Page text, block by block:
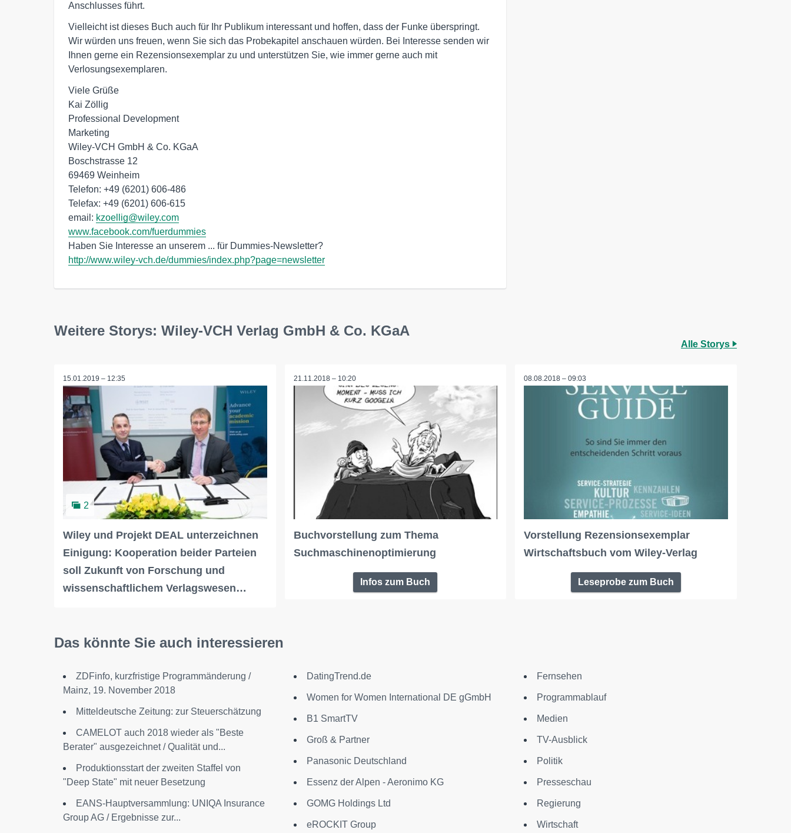
Anschlusses führt.
Vielleicht ist dieses Buch auch für Ihr Publikum interessant und hoffen, dass der Funke überspringt.
Wir würden uns freuen, wenn Sie sich das Probekapitel anschauen würden. Bei Interesse senden wir
Ihnen gerne ein Rezensionsexemplar zu und unterstützen Sie, wie immer gerne auch mit
Verlosungsexemplaren.
Viele Grüße
Kai Zöllig
Professional Development
Marketing
Wiley-VCH GmbH & Co. KGaA
Boschstrasse 12
69469 Weinheim
Telefon: +49 (6201) 606-486
Telefax: +49 (6201) 606-615
email: kzoellig@wiley.com
www.facebook.com/fuerdummies
http://www.wiley-vch.de/dummies/index.php?page=newsletter
Weitere Storys: Wiley-VCH Verlag GmbH & Co. KGaA
Alle Storys
15.01.2019 – 12:35
2
Wiley und Projekt DEAL unterzeichnen
Einigung: Kooperation beider Parteien
soll Zukunft von Forschung und
wissenschaftlichem Verlagswesen…
21.11.2018 – 10:20
Buchvorstellung zum Thema
Suchmaschinenoptimierung
Infos zum Buch
08.08.2018 – 09:03
Vorstellung Rezensionsexemplar
Wirtschaftsbuch vom Wiley-Verlag
Leseprobe zum Buch
Das könnte Sie auch interessieren
ZDFinfo, kurzfristige Programmänderung /
Mainz, 19. November 2018
Mitteldeutsche Zeitung: zur Steuerschätzung
CAMELOT auch 2018 wieder als "Beste
Berater" ausgezeichnet / Qualität und...
Produktionsstart der zweiten Staffel von
"Deep State" mit neuer Besetzung
EANS-Hauptversammlung: UNIQA Insurance
Group AG / Ergebnisse zur...
DatingTrend.de
Women for Women International DE gGmbH
B1 SmartTV
Groß & Partner
Panasonic Deutschland
Essenz der Alpen - Aeronimo KG
GOMG Holdings Ltd
eROCKIT Group
Fernsehen
Programmablauf
Medien
TV-Ausblick
Politik
Presseschau
Regierung
Wirtschaft